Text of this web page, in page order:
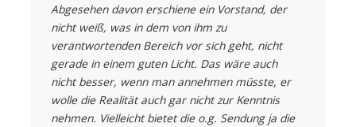
Abgesehen davon erschiene ein Vorstand, der
nicht weiß, was in dem von ihm zu
verantwortenden Bereich vor sich geht, nicht
gerade in einem guten Licht. Das wäre auch
nicht besser, wenn man annehmen müsste, er
wolle die Realität auch gar nicht zur Kenntnis
nehmen. Vielleicht bietet die o.g. Sendung ja die